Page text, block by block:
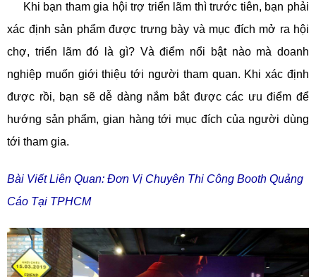
Khi bạn tham gia hội trợ triển lãm thì trước tiên, bạn phải
xác định sản phẩm được trưng bày và mục đích mở ra hội
chợ, triển lãm đó là gì? Và điểm nổi bật nào mà doanh
nghiệp muốn giới thiệu tới người tham quan. Khi xác định
được rồi, bạn sẽ dễ dàng nắm bắt được các ưu điểm để
hướng sản phẩm, gian hàng tới mục đích của người dùng
tới tham gia.
Bài Viết Liên Quan: Đơn Vị Chuyên Thi Công Booth Quảng
Cáo Tại TPHCM